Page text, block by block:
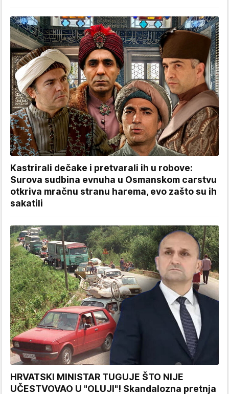
Kastrirali dečake i pretvarali ih u robove:
Surova sudbina evnuha u Osmanskom carstvu
otkriva mračnu stranu harema, evo zašto su ih
sakatili
HRVATSKI MINISTAR TUGUJE ŠTO NIJE
UČESTVOVAO U "OLUJI"! Skandalozna pretnja